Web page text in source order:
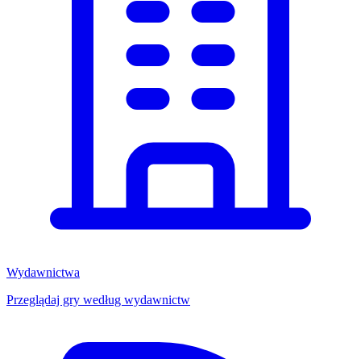
Wydawnictwa
Przeglądaj gry według wydawnictw